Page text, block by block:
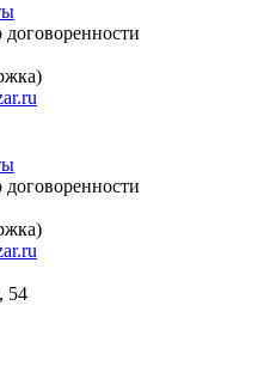
договоренности
договоренности
54